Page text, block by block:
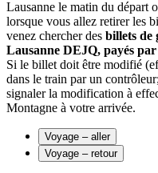
Lausanne le matin du départ
lorsque vous allez retirer les
venez chercher des billets de
Lausanne DEJQ, payés
Si le billet doit être modifié
dans le train par un
signaler la modification à
Montagne à votre arrivée.
Voyage – aller
Voyage – retour